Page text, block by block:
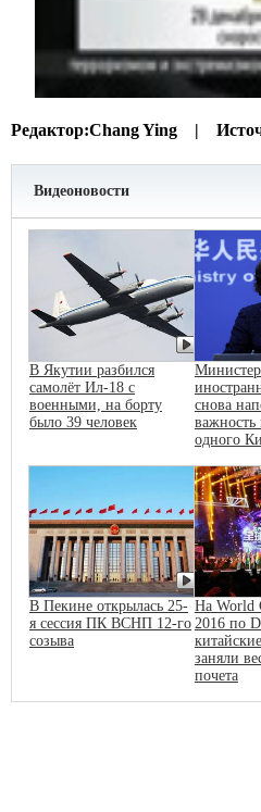
Редактор:Chang Ying |
Видеоновости
В Якутии разбился
самолёт Ил-18 с
военными, на борту
было 39 человек
снова
одного
В Пекине открылась 25-
я сессия ПК ВСНП 12-го
созыва
На World
2016 по
заняли
почета